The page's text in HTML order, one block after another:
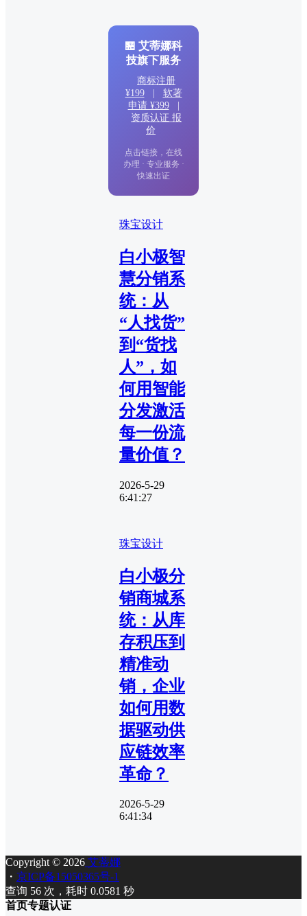
🏪 艾蒂娜科
技旗下服务
商标注册
¥199
软著
申请 ¥399
资质认证 报
价
点击链接，在线
办理 · 专业服务 ·
快速出证
珠宝设计
白小极智
慧分销系
统：从
“人找货”
到“货找
人”，如
何用智能
分发激活
每一份流
量价值？
2026-5-29
6:41:27
珠宝设计
白小极分
销商城系
统：从库
存积压到
精准动
销，企业
如何用数
据驱动供
应链效率
革命？
2026-5-29
6:41:34
Copyright © 2026 艾蒂娜
・ 京ICP备15050365号-1
查询 56 次，耗时 0.0581 秒
首页专题认证